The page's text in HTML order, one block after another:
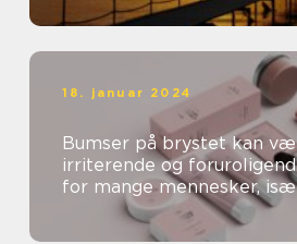
18. januar 2024
Bumser på brystet kan
irriterende og
for mange mennesker,
særligt opmærksomme på
skønhed og kosm...